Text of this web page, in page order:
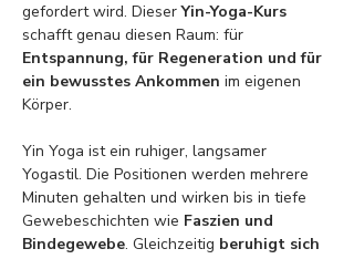
gefordert wird. Dieser Yin-Yoga-Kurs
schafft genau diesen Raum: für
Entspannung, für Regeneration und für
ein bewusstes Ankommen im eigenen
Körper.
Yin Yoga ist ein ruhiger, langsamer
Yogastil. Die Positionen werden mehrere
Minuten gehalten und wirken bis in tiefe
Gewebeschichten wie Faszien und
Bindegewebe. Gleichzeitig beruhigt sich